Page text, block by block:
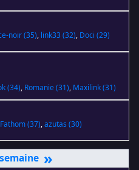
noir(35), link33(32), Doci (29)
(34), Romanie(31), Maxilink(31)
Fathom(37),azutas (30)
»